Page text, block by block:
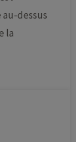
dessus
la